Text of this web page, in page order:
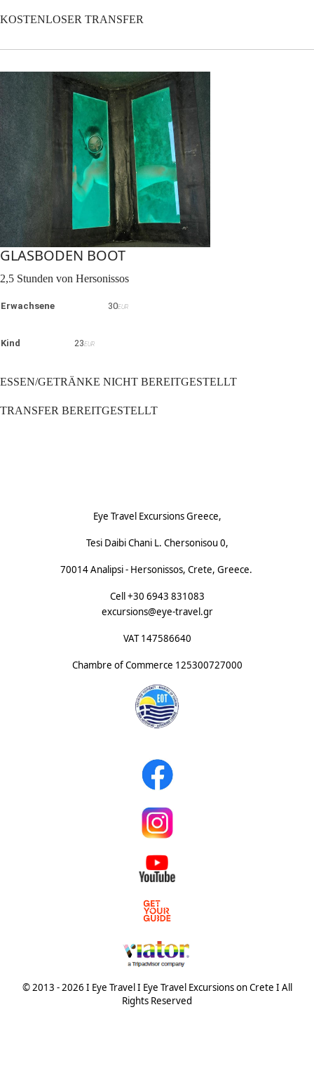
KOSTENLOSER TRANSFER
GLASBODEN BOOT
2,5 Stunden von Hersonissos
Erwachsene 30EUR
Kind 23EUR
ESSEN/GETRÄNKE NICHT BEREITGESTELLT
TRANSFER BEREITGESTELLT
Eye Travel Excursions Greece,
Tesi Daibi Chani L. Chersonisou 0,
70014 Analipsi - Hersonissos, Crete, Greece.
Cell +30 6943 831083
excursions@eye-travel.gr
VAT 147586640
Chambre of Commerce 125300727000
© 2013 - 2026 I Eye Travel I Eye Travel Excursions on Crete I All
Rights Reserved